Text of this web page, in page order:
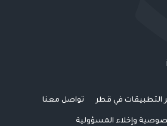
التطبيقات في قطر تواصل معنا
وإخلاء المسؤولية